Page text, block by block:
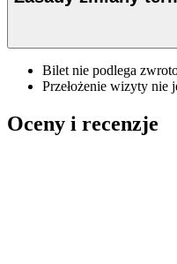
Bilet nie podlega
Przełożenie wizyty nie
Oceny i recenzje